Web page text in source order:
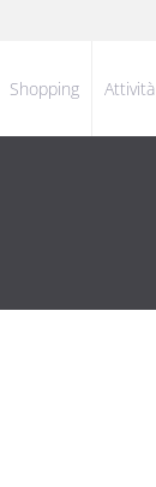
Shopping Attività